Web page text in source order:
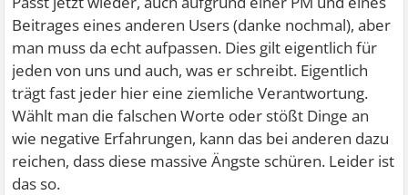
einem bestimmten Bereich hat, aber selbst gleichzeitig
behauptet, dass diese Ängste aber ausnahmsweise mal
realistisch sind, immer noch nicht soweit, dass er seine
psychische Erkrankung zu 100% akzeptiert hat. Ohne
diese so wichtige Akzeptanz ist aber eine Aussicht auf
Genesung/Heilung völlig aussichtslos! Da helfen auch
keine Medikamente, Therapeuten oder sonstiger Hokus
Pokus.
Leben lang 2 Schachteln Zig. am Tag geraucht haben, aber
nie Krebs bekommen haben und 90 Jahre alt wurden.
Kann man diese als Argument anführen, dass das
Rauchen eigentlich gar nicht so viel Einfluss auf Krebs hat?
Nein, kann man nicht, denn das Risiko hat sich auch dort
eben nicht verwirklicht.
Trotzdem war es immer da und wird es auch immer sein
für jeden, der viel raucht.
Beitrages eines anderen Users (danke nochmal), aber
man muss da echt aufpassen. Dies gilt eigentlich für
jeden von uns und auch, was er schreibt. Eigentlich
trägt fast jeder hier eine ziemliche Verantwortung.
Wählt man die falschen Worte oder stößt Dinge an
wie negative Erfahrungen, kann das bei anderen dazu
reichen, dass diese massive Ängste schüren. Leider ist
das so.